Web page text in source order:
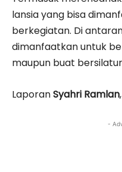
lansia yang bisa
berkegiatan. Di
dimanfaatkan untuk
maupun buat
LaporanSyahri Ramlan
-